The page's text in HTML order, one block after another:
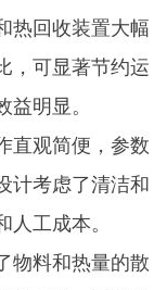
热回收装置大幅
，可显著节约运
明显。
直观简便，参数
计考虑了清洁和
工成本。
物料和热量的散